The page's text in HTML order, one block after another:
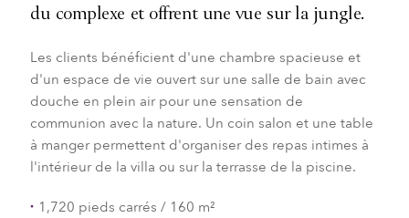
du complexe et offrent une vue sur la jungle.
Les clients bénéficient d'une chambre spacieuse et
d'un espace de vie ouvert sur une salle de bain avec
douche en plein air pour une sensation de
communion avec la nature. Un coin salon et une table
à manger permettent d'organiser des repas intimes à
l'intérieur de la villa ou sur la terrasse de la piscine.
1,720 pieds carrés / 160 m²